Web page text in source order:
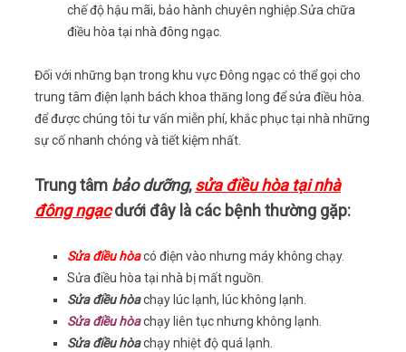
chế độ hậu mãi, bảo hành chuyên nghiệp.Sửa chữa
điều hòa tại nhà đông ngạc.
Đối với những bạn trong khu vực Đông ngạc có thể gọi cho
trung tâm điện lạnh bách khoa thăng long để sửa điều hòa.
để được chúng tôi tư vấn miễn phí, khắc phục tại nhà những
sự cố nhanh chóng và tiết kiệm nhất.
Trung tâm bảo dưỡng,sửa điều hòa tại nhà
đông ngạcdưới đây là các bệnh thường gặp:
Sửa điều hòacó điện vào nhưng máy không chạy.
Sửa điều hòa tại nhà bị mất nguồn.
Sửa điều hòachạy lúc lạnh, lúc không lạnh.
Sửa điều hòachạy liên tục nhưng không lạnh.
Sửa điều hòachạy nhiệt độ quá lạnh.